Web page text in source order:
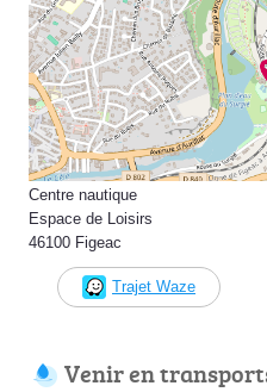
Centre nautique
Espace de Loisirs
46100 Figeac
Trajet Waze
Venir en